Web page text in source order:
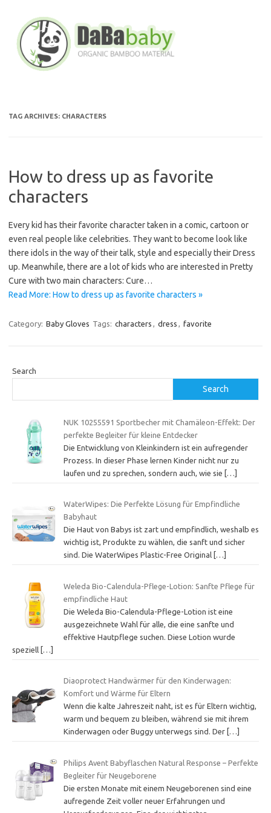
content
TAG ARCHIVES: CHARACTERS
How to dress up as favorite
characters
Every kid has their favorite character taken in a comic, cartoon or
even real people like celebrities. They want to become look like
there idols in the way of their talk, style and especially their Dress
up. Meanwhile, there are a lot of kids who are interested in Pretty
Cure with two main characters: Cure…
Read More: How to dress up as favorite characters »
Category: Baby Gloves Tags: characters , dress , favorite
Search
Search
NUK 10255591 Sportbecher mit Chamäleon-Effekt: Der
perfekte Begleiter für kleine Entdecker
Die Entwicklung von Kleinkindern ist ein aufregender
Prozess. In dieser Phase lernen Kinder nicht nur zu
laufen und zu sprechen, sondern auch, wie sie
[…]
WaterWipes: Die Perfekte Lösung für Empfindliche
Babyhaut
Die Haut von Babys ist zart und empfindlich, weshalb es
wichtig ist, Produkte zu wählen, die sanft und sicher
sind. Die WaterWipes Plastic-Free Original […]
Weleda Bio-Calendula-Pflege-Lotion: Sanfte Pflege für
empfindliche Haut
Die Weleda Bio-Calendula-Pflege-Lotion ist eine
ausgezeichnete Wahl für alle, die eine sanfte und
effektive Hautpflege suchen. Diese Lotion wurde
speziell […]
Diaoprotect Handwärmer für den Kinderwagen:
Komfort und Wärme für Eltern
Wenn die kalte Jahreszeit naht, ist es für Eltern wichtig,
warm und bequem zu bleiben, während sie mit ihrem
Kinderwagen oder Buggy unterwegs sind. Der […]
Philips Avent Babyflaschen Natural Response – Perfekte
Begleiter für Neugeborene
Die ersten Monate mit einem Neugeborenen sind eine
aufregende Zeit voller neuer Erfahrungen und